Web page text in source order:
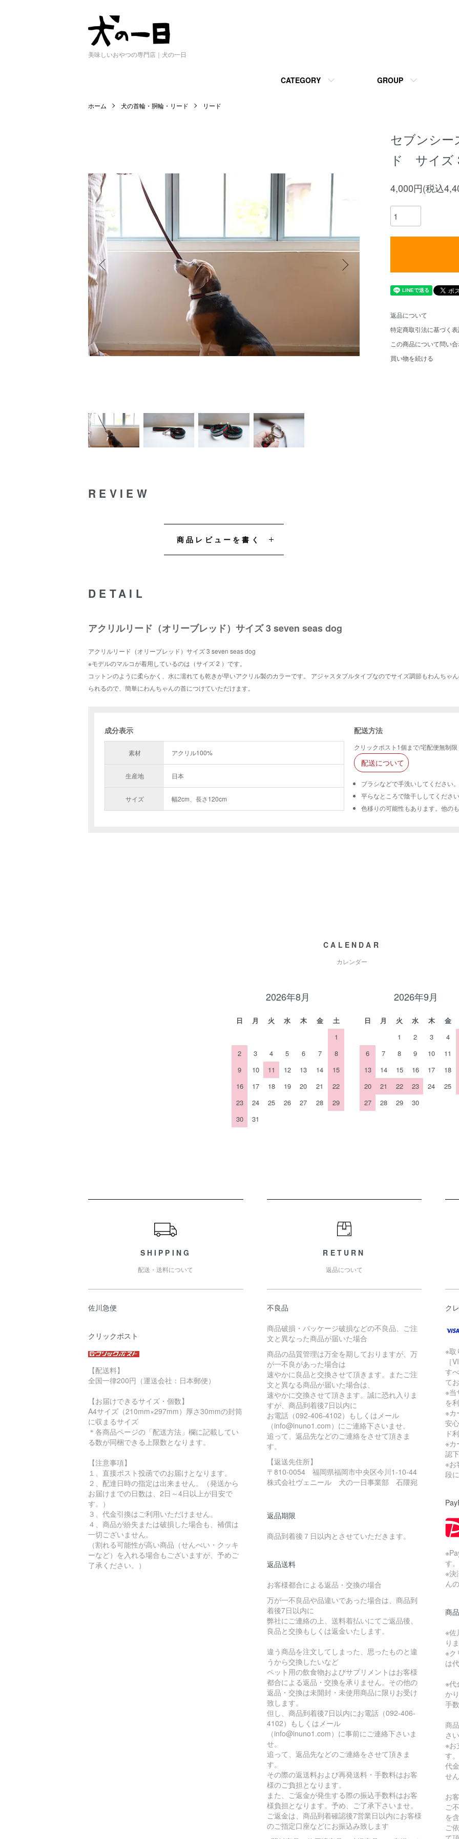
美味しいおやつの専門店｜犬の一日
CATEGORY GROUP
ホーム 犬の首輪・胴輪・リード リード
セブンシ
ド サイズ
4,000円(税込
返品について
特定商取引法に基づく
この商品について問い
買い物を続ける
DETAIL
アクリルリード（オリーブレッド）サイズ 3 seven seas dog
アクリルリード（オリーブレッド）サイズ 3 seven seas dog
※モデルのマルコが着用しているのは（サイズ 2 ）です。
コットンのように柔らかく、水に濡れても乾きが早いアクリル製のカラーです。 アジャスタブルタイプなのでサイズ調節もわんちゃ
られるので、簡単にわんちゃんの首につけていただけます。
成分表示
素材 アクリル100%
生産地 日本
サイズ 幅2cm、長さ120cm
配送方法
クリックポスト1個まで/宅配便無制限
配送について
ブラシなどで手洗いしてください。
平らなところで陰干ししてください
色移りの可能性もあります。他の
REVIEW
商品レビューを書く
CALENDAR
カレンダー
2026年8月
日 月 火 水 木 金
土
1
2
3 4 5 6 7
8
9
10 11 12 13 14
15
16
17 18 19 20 21
22
23
24 25 26 27 28
29
30
31
2026年9月
日 月 火 水 木 金
1
2 3 4
6
7 8 9 10 11
13
14 15 16 17 18
20
21 22 23 24 25
27
28 29 30
SHIPPING
配送・送料について
佐川急便
クリックポスト
【配送料】
全国一律200円（運送会社：日本郵便）
【お届けできるサイズ・個数】
A4サイズ（210mm×297mm）厚さ30mmの封筒
に収まるサイズ
＊各商品ページの「配送方法」欄に記載してい
る数が同梱できる上限数となります。
【注意事項】
１、直接ポスト投函でのお届けとなります。
２、配達日時の指定は出来ません。（発送から
お届けまでの日数は、2日～4日以上が目安で
す。）
３、代金引換はご利用いただけません。
４、商品が紛失または破損した場合も、補償は
一切ございません。
（割れる可能性が高い商品（せんべい・クッキ
ーなど）を入れる場合もございますが、予めご
了承ください。）
RETURN
返品について
不良品
商品破損・パッケージ破損などの不良品、ご注
文と異なった商品が届いた場合
商品の品質管理は万全を期しておりますが、万
が一不良があった場合は
速やかに良品と交換させて頂きます。またご注
文と異なる商品が届いた場合は、
速やかに交換させて頂きます。誠に恐れ入りま
すが、商品到着後7日以内に
お電話（092-406-4102）もしくはメール
（info@inuno1.com）にご連絡下さいませ。
追って、返品先などのご連絡をさせて頂きま
す。
【返送先住所】
〒810-0054 福岡県福岡市中央区今川1-10-44
株式会社ヴェニール 犬の一日事業部 石隈宛
返品期限
商品到着後７日以内とさせていただきます。
返品送料
お客様都合による返品・交換の場合
万が一不良品や品違いであった場合は、商品到
着後7日以内に
弊社にご連絡の上、送料着払いにてご返品後、
良品と交換もしくは返金いたします。
違う商品を注文してしまった、思ったものと違
うから交換したいなど
ペット用の飲食物およびサプリメントはお客様
都合による返品・交換を承りません。その他の
返品・交換は未開封・未使用商品に限りお受け
致します。
但し、商品到着後7日以内にお電話（092-406-
4102）もしくはメール
（info@inuno1.com）に事前にご連絡下さいま
せ。
追って、返品先などのご連絡をさせて頂きま
す。
その際の返送料および再発送料・手数料はお客
様のご負担となります。
また、ご返金が発生する際の振込手数料はお客
様負担となります。予め、ご了承下さいませ。
ご返金は、商品到着確認後7営業日以内にお客様
のご指定口座などにお振込み致します
ク
※取
［
す
て
※当
を
※カ
安
ド
※カ
認
※お
段
す。
※決
ん
商
※佐
り
※ク
は
※代
か
手
商
さい
※お
す
代
せ
お
ご
を
ご